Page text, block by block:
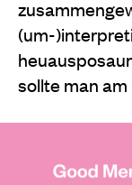
(um-
sollte man